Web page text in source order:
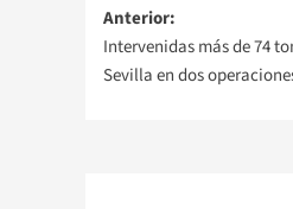
Navegación
de
Anterior:
Intervenidas más de 74
Sevilla en dos